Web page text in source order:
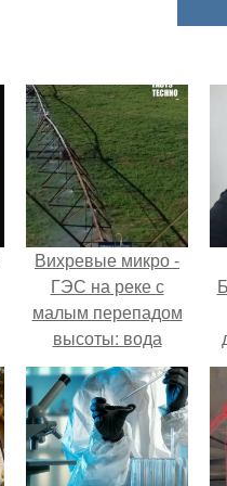
Вихревые микро -
ГЭС на реке с
малым перепадом
высоты: вода
закручивается в
бетонной камере и
вращает
вертикальную
турбину.